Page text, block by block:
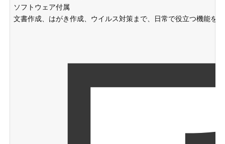
ソフトウェア付属
文書作成、はがき作成、ウイルス対策まで、日常で役立つ機能を